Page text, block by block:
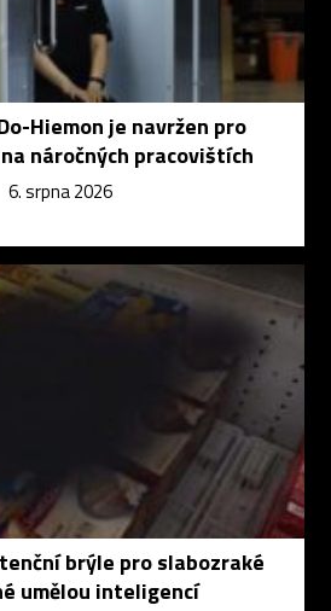
Hiemon je navržen pro
náročných pracovištích
6. srpna 2026
brýle pro slabozraké
umělou inteligencí